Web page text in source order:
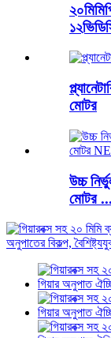
মোটর
উচ্চ
মোটর ...